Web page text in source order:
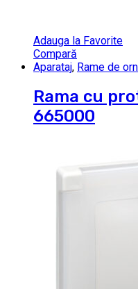
Adauga la Favorite
Compară
Aparataj, Rame de
Rama cu
665000